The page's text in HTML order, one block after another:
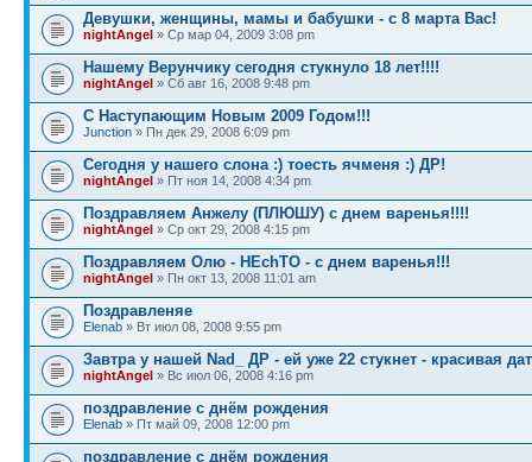
Девушки, женщины, мамы и бабушки - с 8 марта Вас!
nightAngel » Ср мар 04, 2009 3:08 pm
Нашему Верунчику сегодня стукнуло 18 лет!!!!
nightAngel » Сб авг 16, 2008 9:48 pm
С Наступающим Новым 2009 Годом!!!
Junction » Пн дек 29, 2008 6:09 pm
Сегодня у нашего слона :) тоесть ячменя :) ДР!
nightAngel » Пт ноя 14, 2008 4:34 pm
Поздравляем Анжелу (ПЛЮШУ) с днем варенья!!!!
nightAngel » Ср окт 29, 2008 4:15 pm
Поздравляем Олю - HEchTO - с днем варенья!!!
nightAngel » Пн окт 13, 2008 11:01 am
Поздравленяе
Elenab » Вт июл 08, 2008 9:55 pm
Завтра у нашей Nad_ ДР - ей уже 22 стукнет - красивая
nightAngel » Вс июл 06, 2008 4:16 pm
поздравление с днём рождения
Elenab » Пт май 09, 2008 12:00 pm
поздравление с днём рождения